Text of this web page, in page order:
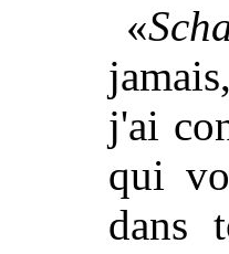
«
j'ai
qui
dans